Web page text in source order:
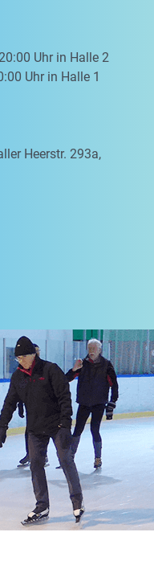
Uhr in Halle 2
Uhr in Halle 1
Heerstr. 293a,